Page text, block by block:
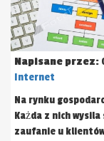
Napisane przez:
Internet
Na rynku
Każda z nich wysila
zaufanie u